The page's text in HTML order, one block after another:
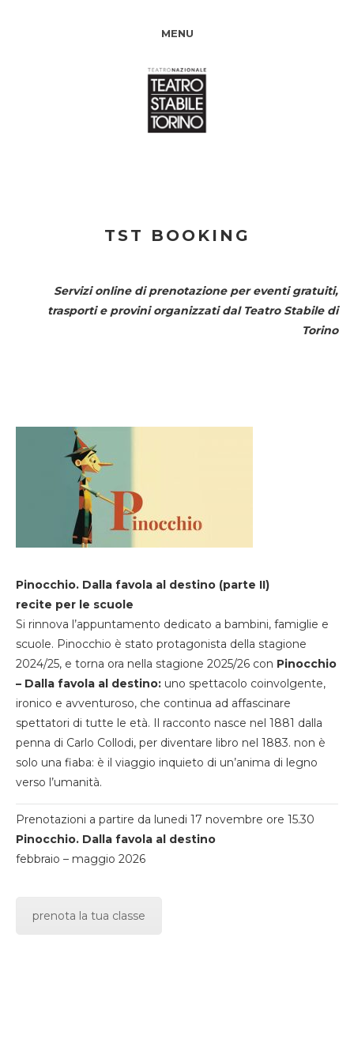
MENU
TST BOOKING
Servizi online di prenotazione per eventi gratuiti,
trasporti e provini organizzati dal Teatro Stabile di
Torino
Pinocchio. Dalla favola al destino (parte II)
recite per le scuole
Si rinnova l’appuntamento dedicato a bambini, famiglie e
scuole. Pinocchio è stato protagonista della stagione
2024/25, e torna ora nella stagione 2025/26 con Pinocchio
– Dalla favola al destino: uno spettacolo coinvolgente,
ironico e avventuroso, che continua ad affascinare
spettatori di tutte le età. Il racconto nasce nel 1881 dalla
penna di Carlo Collodi, per diventare libro nel 1883. non è
solo una fiaba: è il viaggio inquieto di un’anima di legno
verso l’umanità.
Prenotazioni a partire da lunedi 17 novembre ore 15.30
Pinocchio. Dalla favola al destino
febbraio – maggio 2026
prenota la tua classe